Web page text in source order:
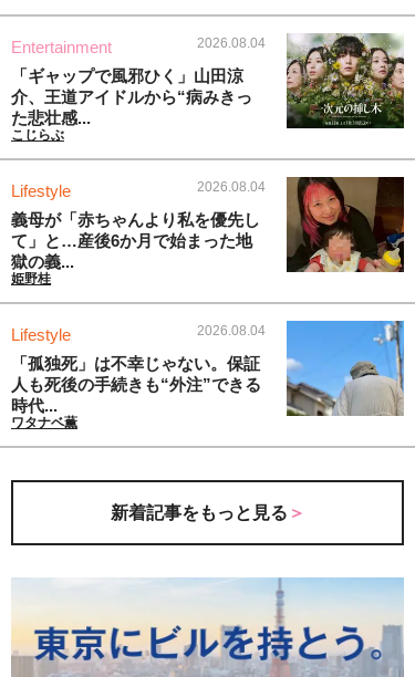
Entertainment 2026.08.04
「ギャップで風邪ひく」山田涼
介、王道アイドルから“病みきっ
た悲壮感...
こじらぶ
Lifestyle 2026.08.04
義母が「赤ちゃんより私を優先し
て」と…産後6か月で始まった地
獄の義...
姫野桂
Lifestyle 2026.08.04
「孤独死」は不幸じゃない。保証
人も死後の手続きも“外注”できる
時代...
ワタナベ薫
新着記事をもっと見る